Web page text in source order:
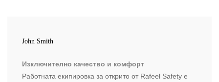
John Smith
Изключително качество и комфорт
Работната екипировка за открито от Rafeel Safety е